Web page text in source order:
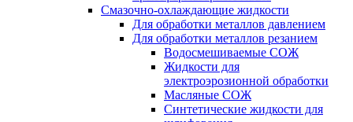
Смазочно-охлаждающие жидкости
Для обработки металлов давлением
Для обработки металлов резанием
Водосмешиваемые СОЖ
Жидкости для
электроэрозионной обработки
Масляные СОЖ
Синтетические жидкости для